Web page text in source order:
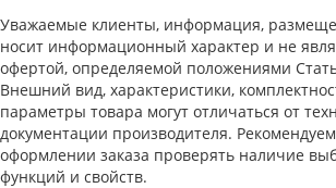
Уважаемые клиенты, информация,
носит информационный характер и не
офертой, определяемой положениями
Внешний вид, характеристики,
параметры товара могут отличаться от
документации производителя.
оформлении заказа проверять наличие
функций и свойств.